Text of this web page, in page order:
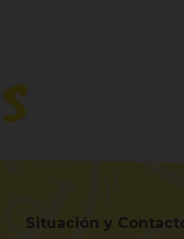
Situación y